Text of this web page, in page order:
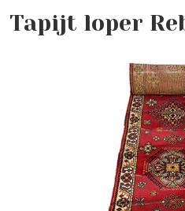
Tapijt loper